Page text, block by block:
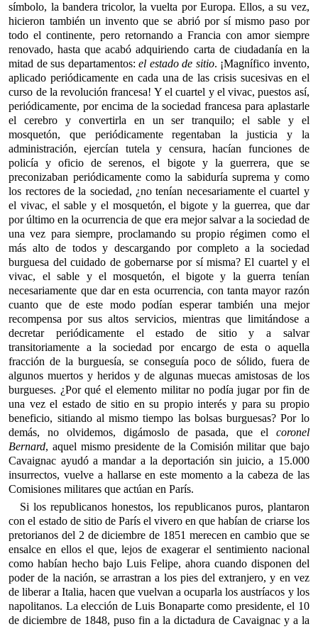
símbolo, la bandera tricolor, la vuelta por Europa. Ellos, a su vez,
hicieron también un invento que se abrió por sí mismo paso por
todo el continente, pero retornando a Francia con amor siempre
renovado, hasta que acabó adquiriendo carta de ciudadanía en la
mitad de sus departamentos:el estado de sitio. ¡Magnífico invento,
aplicado periódicamente en cada una de las crisis sucesivas en el
curso de la revolución francesa! Y el cuartel y el vivac, puestos así,
periódicamente, por encima de la sociedad francesa para aplastarle
el cerebro y convertirla en un ser tranquilo; el sable y el
mosquetón, que periódicamente regentaban la justicia y la
administración, ejercían tutela y censura, hacían funciones de
policía y oficio de serenos, el bigote y la guerrera, que se
preconizaban periódicamente como la sabiduría suprema y como
los rectores de la sociedad, ¿no tenían necesariamente el cuartel y
el vivac, el sable y el mosquetón, el bigote y la guerrea, que dar
por último en la ocurrencia de que era mejor salvar a la sociedad de
una vez para siempre, proclamando su propio régimen como el
más alto de todos y descargando por completo a la sociedad
burguesa del cuidado de gobernarse por sí misma? El cuartel y el
vivac, el sable y el mosquetón, el bigote y la guerra tenían
necesariamente que dar en esta ocurrencia, con tanta mayor razón
cuanto que de este modo podían esperar también una mejor
recompensa por sus altos servicios, mientras que limitándose a
decretar periódicamente el estado de sitio y a salvar
transitoriamente a la sociedad por encargo de esta o aquella
fracción de la burguesía, se conseguía poco de sólido, fuera de
algunos muertos y heridos y de algunas muecas amistosas de los
burgueses. ¿Por qué el elemento militar no podía jugar por fin de
una vez el estado de sitio en su propio interés y para su propio
beneficio, sitiando al mismo tiempo las bolsas burguesas? Por lo
demás, no olvidemos, digámoslo de pasada, que el coronel
Bernard, aquel mismo presidente de la Comisión militar que bajo
Cavaignac ayudó a mandar a la deportación sin juicio, a 15.000
insurrectos, vuelve a hallarse en este momento a la cabeza de las
Comisiones militares que actúan en París.
Si los republicanos honestos, los republicanos puros, plantaron
con el estado de sitio de París el vivero en que habían de criarse los
pretorianos del 2 de diciembre de 1851 merecen en cambio que se
ensalce en ellos el que, lejos de exagerar el sentimiento nacional
como habían hecho bajo Luis Felipe, ahora cuando disponen del
poder de la nación, se arrastran a los pies del extranjero, y en vez
de liberar a Italia, hacen que vuelvan a ocuparla los austríacos y los
napolitanos. La elección de Luis Bonaparte como presidente, el 10
de diciembre de 1848, puso fin a la dictadura de Cavaignac y a la